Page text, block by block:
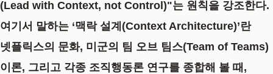
(Lead with Context, not Control)"는 원칙을 강조한다.
여기서 말하는 ‘맥락 설계(Context Architecture)’란
넷플릭스의 문화, 미군의 팀 오브 팀스(Team of Teams)
이론, 그리고 각종 조직행동론 연구를 종합해 볼 때,